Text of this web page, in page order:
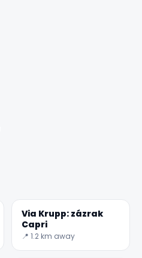
Via Krupp: zázrak
Capri
📍 1.2 km away